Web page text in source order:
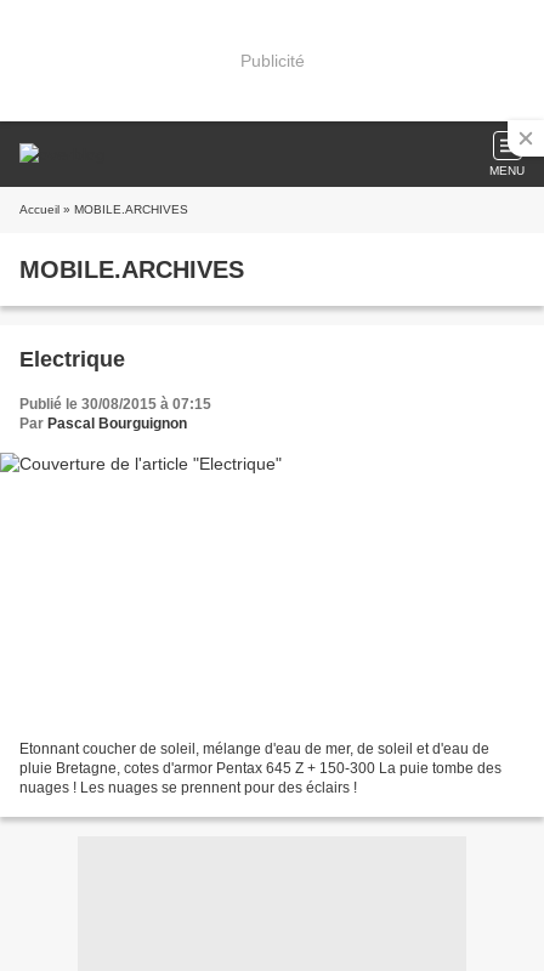
Publicité
MENU
Accueil » MOBILE.ARCHIVES
MOBILE.ARCHIVES
Electrique
Publié le 30/08/2015 à 07:15
Par Pascal Bourguignon
Etonnant coucher de soleil, mélange d'eau de mer, de soleil et d'eau de
pluie Bretagne, cotes d'armor Pentax 645 Z + 150-300 La puie tombe des
nuages ! Les nuages se prennent pour des éclairs !